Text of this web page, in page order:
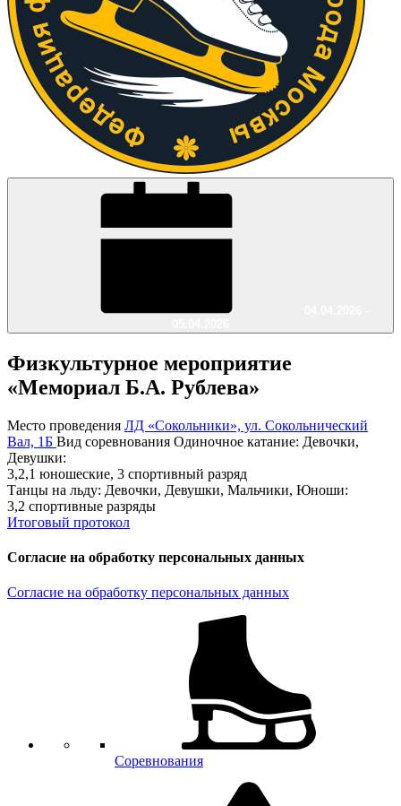
Физкультурное мероприятие
«Мемориал Б.А. Рублева»
Место проведения ЛД «Сокольники», ул. Сокольнический
Вал, 1Б Вид соревнования Одиночное катание: Девочки,
Девушки:
3,2,1 юношеские, 3 спортивный разряд
Танцы на льду: Девочки, Девушки, Мальчики, Юноши:
3,2 спортивные разряды
Итоговый протокол
Согласие на обработку персональных данных
Согласие на обработку персональных данных
Соревнования